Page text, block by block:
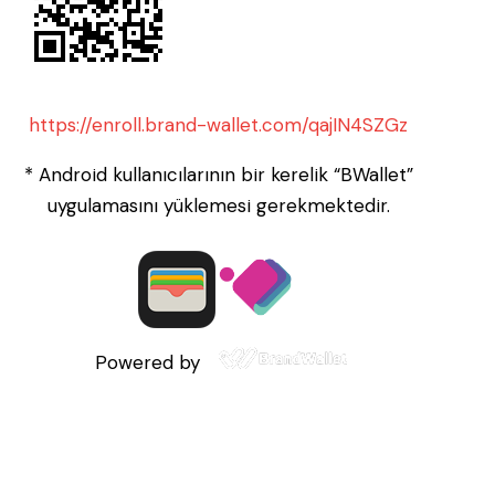
https://enroll.brand-wallet.com/qajIN4SZGz
* Android kullanıcılarının bir kerelik “BWallet”
uygulamasını yüklemesi gerekmektedir.
Powered by